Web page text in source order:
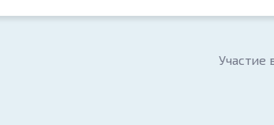
Участие